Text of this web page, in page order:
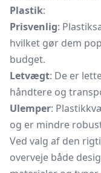
Plastik:
Prisvenlig:
hvilket gør dem
budget.
Letvægt: De er
håndtere og
Ulemper:
og er mindre
Ved valg af den
overveje både